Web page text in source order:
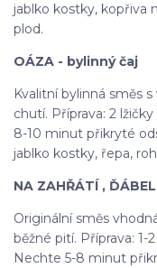
jablko kostky, kopřiva
plod.
OÁZA - bylinný čaj
Kvalitní bylinná směs
chutí. Příprava: 2
8-10 minut přikryté
jablko kostky, řepa,
NA ZAHŘÁTÍ ,
Originální směs
běžné pití. Příprava: 1-
Nechte 5-8 minut